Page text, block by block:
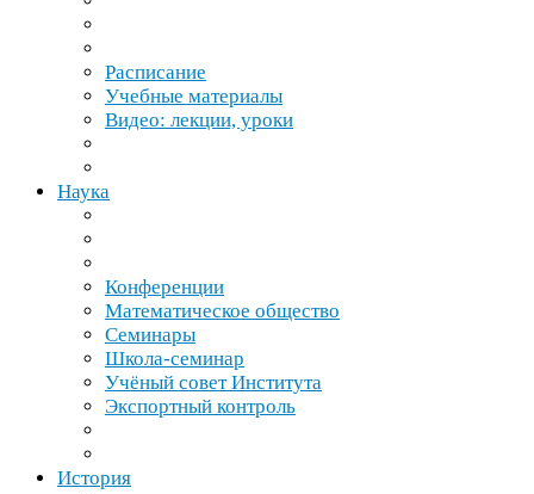
Расписание
Учебные материалы
Видео: лекции, уроки
Наука
Конференции
Математическое общество
Семинары
Школа-​семинар
Учёный совет Института
Экспортный контроль
История